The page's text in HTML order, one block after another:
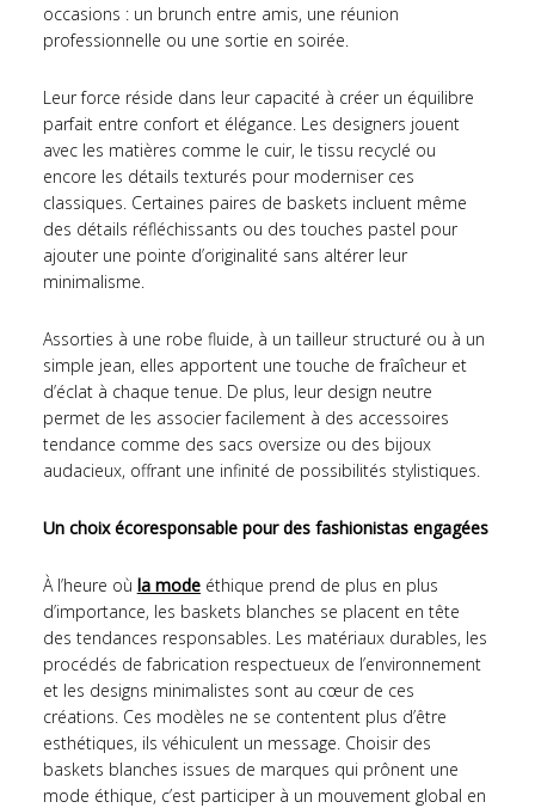
occasions : un brunch entre amis, une réunion
professionnelle ou une sortie en soirée.
Leur force réside dans leur capacité à créer un équilibre
parfait entre confort et élégance. Les designers jouent
avec les matières comme le cuir, le tissu recyclé ou
encore les détails texturés pour moderniser ces
classiques. Certaines paires de baskets incluent même
des détails réfléchissants ou des touches pastel pour
ajouter une pointe d’originalité sans altérer leur
minimalisme.
Assorties à une robe fluide, à un tailleur structuré ou à un
simple jean, elles apportent une touche de fraîcheur et
d’éclat à chaque tenue. De plus, leur design neutre
permet de les associer facilement à des accessoires
tendance comme des sacs oversize ou des bijoux
audacieux, offrant une infinité de possibilités stylistiques.
Un choix écoresponsable pour des fashionistas engagées
À l’heure où la modeéthique prend de plus en plus
d’importance, les baskets blanches se placent en tête
des tendances responsables. Les matériaux durables, les
procédés de fabrication respectueux de l’environnement
et les designs minimalistes sont au cœur de ces
créations. Ces modèles ne se contentent plus d’être
esthétiques, ils véhiculent un message. Choisir des
baskets blanches issues de marques qui prônent une
mode éthique, c’est participer à un mouvement global en